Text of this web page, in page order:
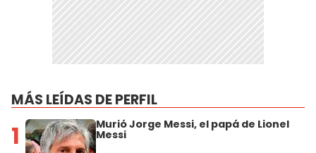
MÁS LEÍDAS DE PERFIL
1 Murió Jorge Messi, el papá de Lionel
Messi